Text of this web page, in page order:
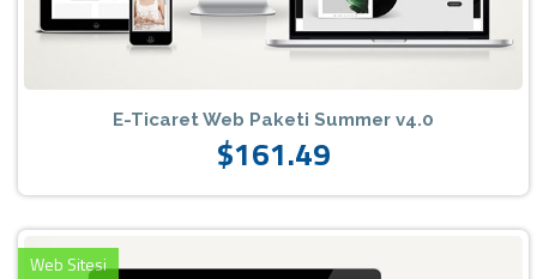
E-Ticaret Web Paketi Summer v4.0
$161.49
Web Sitesi